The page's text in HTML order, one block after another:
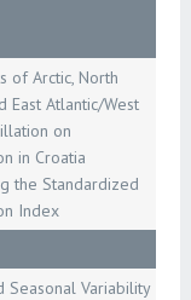
of Arctic, North
East Atlantic/West
on
in Croatia
the Standardized
Index
Seasonal Variability